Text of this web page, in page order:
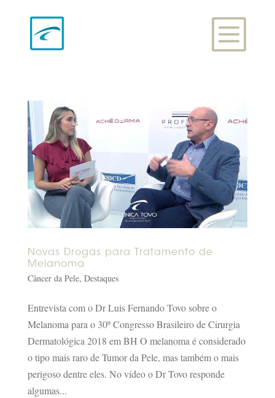
Novas Drogas para Tratamento de
Melanoma
Câncer da Pele, Destaques
Entrevista com o Dr Luis Fernando Tovo sobre o
Melanoma para o 30º Congresso Brasileiro de Cirurgia
Dermatológica 2018 em BH O melanoma é considerado
o tipo mais raro de Tumor da Pele, mas também o mais
perigoso dentre eles. No vídeo o Dr Tovo responde
algumas...